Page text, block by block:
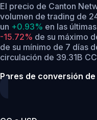
El precio de Canton
volumen de trading de
un +0.93% en las
-15.72% de su máximo
de su mínimo de 7 días
circulación de 39.31B
Pares de conversión